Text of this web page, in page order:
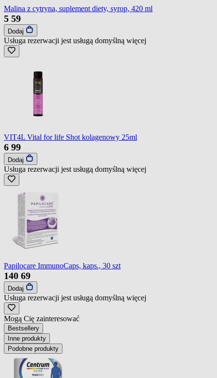
Malina z cytryna, suplement diety, syrop, 420 ml
5 59
Dodaj
Usługa rezerwacji jest usługą domyślną więcej
VIT4L Vital for life Shot kolagenowy 25ml
6 99
Dodaj
Usługa rezerwacji jest usługą domyślną więcej
Papilocare ImmunoCaps, kaps., 30 szt
140 69
Dodaj
Usługa rezerwacji jest usługą domyślną więcej
Mogą Cię zainteresować
Bestsellery
Inne produkty
Podobne produkty